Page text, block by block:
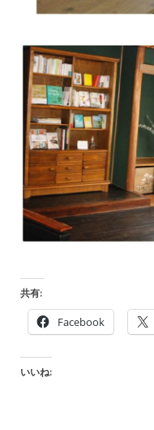
共有:
Facebook
いいね: